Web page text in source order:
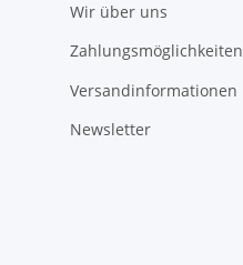
Wir über uns
Zahlungsmöglichkeiten
Versandinformationen
Newsletter